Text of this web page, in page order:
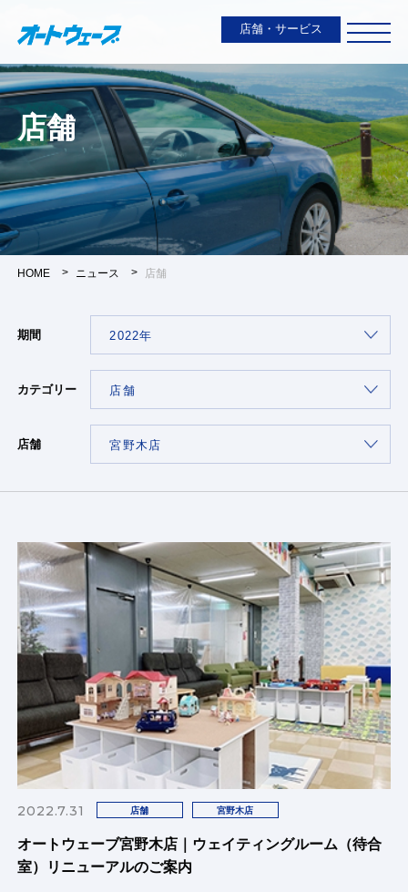
店舗・サービス
店舗
HOME ニュース 店舗
期間
カテゴリー
店舗
2022.7.31 店舗 宮野木店
オートウェーブ宮野木店｜ウェイティングルーム（待合
室）リニューアルのご案内